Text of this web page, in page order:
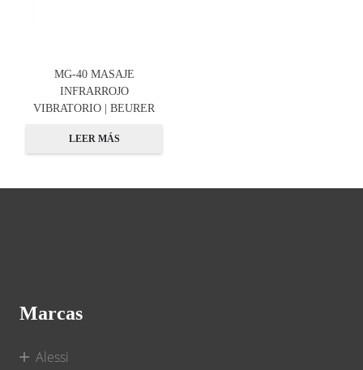
MG-40 MASAJE
INFRARROJO
VIBRATORIO | BEURER
LEER MÁS
Marcas
Alessi